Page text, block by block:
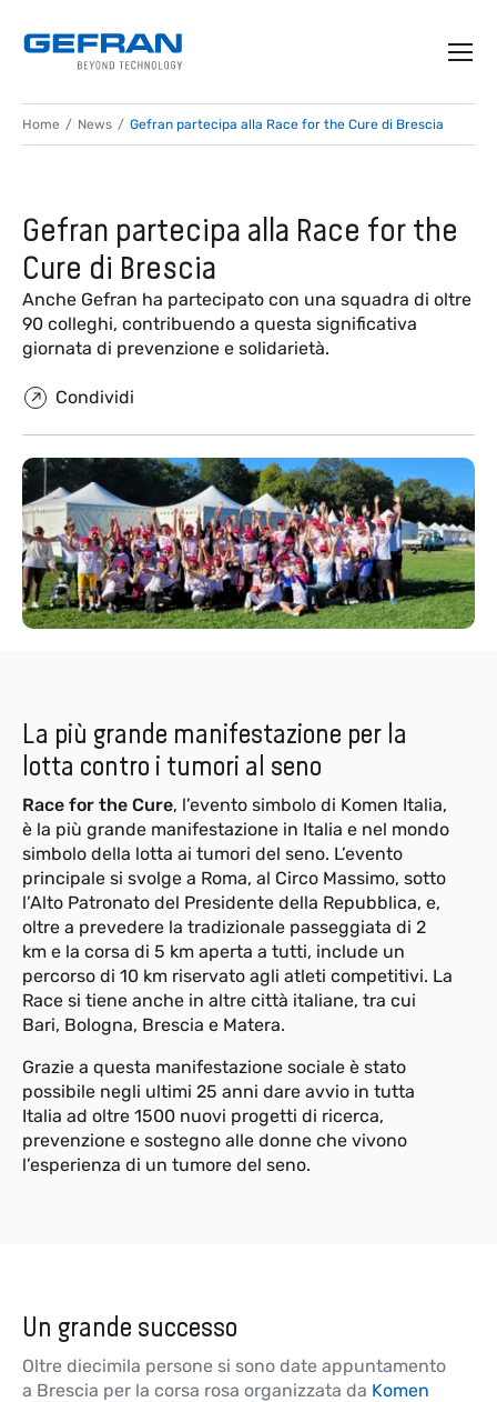
Home News Gefran partecipa alla Race for the Cure di Brescia
Gefran partecipa alla Race for the
Cure di Brescia
Anche Gefran ha partecipato con una squadra di oltre
90 colleghi, contribuendo a questa significativa
giornata di prevenzione e solidarietà.
Condividi
La più grande manifestazione per la
lotta contro i tumori al seno
Race for the Cure, l’evento simbolo di Komen Italia,
è la più grande manifestazione in Italia e nel mondo
simbolo della lotta ai tumori del seno. L’evento
principale si svolge a Roma, al Circo Massimo, sotto
l’Alto Patronato del Presidente della Repubblica, e,
oltre a prevedere la tradizionale passeggiata di 2
km e la corsa di 5 km aperta a tutti, include un
percorso di 10 km riservato agli atleti competitivi. La
Race si tiene anche in altre città italiane, tra cui
Bari, Bologna, Brescia e Matera.
Grazie a questa manifestazione sociale è stato
possibile negli ultimi 25 anni dare avvio in tutta
Italia ad oltre 1500 nuovi progetti di ricerca,
prevenzione e sostegno alle donne che vivono
l’esperienza di un tumore del seno.
Un grande successo
Oltre diecimila persone si sono date appuntamento
a Brescia per la corsa rosa organizzata da Komen